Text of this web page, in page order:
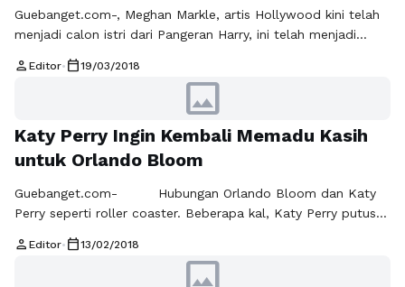
Guebanget.com-, Meghan Markle, artis Hollywood kini telah
menjadi calon istri dari Pangeran Harry, ini telah menjadi
salah satu pangeran Inggris. Berpacaran selama satu tahun
bulan November 2017. Kini hanya tinggal menghitung waktu
sampai pada akad nikah di gelarnya, 19 …Baca
Selengkapnya
person Editor• calendar_today19/03/2018
image
Katy Perry Ingin Kembali Memadu Kasih
untuk Orlando Bloom
Guebanget.com- Hubungan Orlando Bloom dan Katy
Perry seperti roller coaster. Beberapa kal, Katy Perry putus
dan berpacaran. Kini setelah setahun berpisah, berembus
person Editor• calendar_today13/02/2018